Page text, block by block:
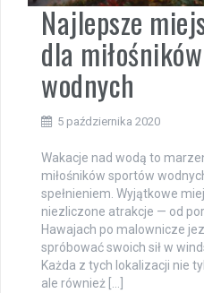
Najlepsze
dla
wodnych
5 października 2020
Wakacje nad wodą to
miłośników sportów
spełnieniem. Wyjątkowe
niezliczone atrakcje — od
Hawajach po malownicze
spróbować swoich sił w
Każda z tych lokalizacji nie
ale również […]